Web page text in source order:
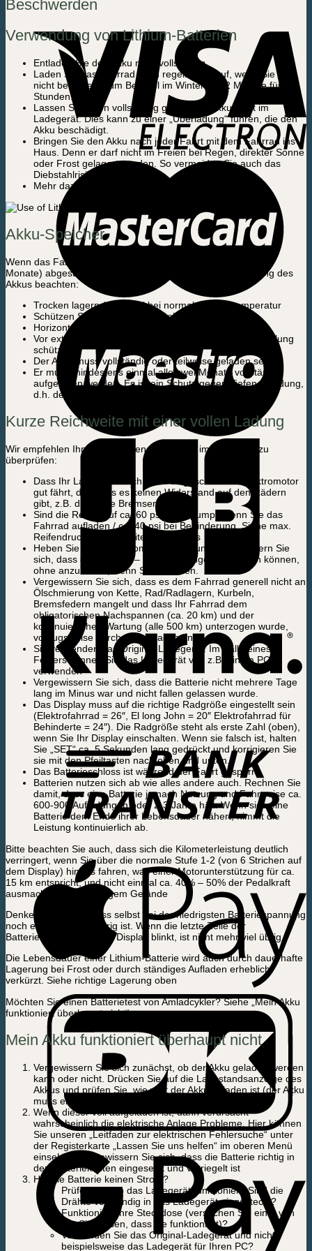
Beschwerden
Verwendung von Lithium-Batterien
Entladen Sie den Akku nicht vollständig
Laden Sie das Fahrrad auch regelmäßig auf, wenn Sie es
nicht benutzen, zum Beispiel im Winter alle 2 Monate für 3
Stunden.
Lassen Sie einen vollständig geladenen Akku nicht im
Ladegerät. Dies kann zu einer „Überladung“ führen, die den
Akku beschädigt.
Bringen Sie den Akku nach jeder Fahrt mit dem Fahrrad ins
Haus. Denn er darf nicht im Freien bei Regen, direkter Sonne
oder Frost gelagert werden. So vermeiden Sie auch das
Diebstahlrisiko
Mehr dazu auf der Rückseite des Akkus
Akku-Speicher
Wenn das Fahrrad für einen längeren Zeitraum (mehr als 2
Monate) abgestellt wird, sollten Sie diese Tipps zur Lagerung des
Akkus beachten:
Trocken lagern / maximal bei normaler Raumtemperatur
Schützen Sie es vor Feuchtigkeit und Wasser
Horizontal und in einer stabilen Position lagern
Vor extremer Hitze, Kälte oder direkter Sonneneinstrahlung
schützen
Der Akku muss vollständig oder teilweise geladen sein
Er muss mindestens einmal alle zwei Monate vollständig
aufgeladen werden. Es ist ein Schutz gegen Tiefenentladung,
d.h. der Akku wird durch Gebrauch/Ladung defekt.
Kurze Reichweite mit einer vollen Ladung
Wir empfehlen Ihnen, die folgenden Punkte immer selbst zu
überprüfen:
Dass Ihr Lastenrad auch ohne eingeschalteten Elektromotor
gut fährt, d.h. dass es keinen Widerstand auf den Rädern
gibt, z.B. durch die Bremsen
Sind die Reifen auf ca. 60 psi aufgepumpt, wenn Sie das
Fahrrad aufladen / ca. 40 psi bei Behinderung. Siehe max.
Reifendruck auf der Seite des Reifens
Heben Sie die Räder vom Boden ab und vergewissern Sie
sich, dass die Räder 2 – 4 Umdrehungen frei laufen können,
ohne anzuhalten, wenn Sie sie rollen.
Vergewissern Sie sich, dass es dem Fahrrad generell nicht an
Ölschmierung von Kette, Rad/Radlagern, Kurbeln,
Bremsfedern mangelt und dass Ihr Fahrrad dem
obligatorischen Nachspannen (ca. 20 km) und der
kontinuierlichen Wartung (alle 500 km) unterzogen wurde,
vorzugsweise durch einen Fachmann
Sie verwenden das Original-Ladegerät. Im Falle eines
Fehlers können Sie das Ladegerät von z.B. einem PC
verwenden
Vergewissern Sie sich, dass die Batterie nicht mehrere Tage
lang im Minus war und nicht fallen gelassen wurde.
Das Display muss auf die richtige Radgröße eingestellt sein
(Elektrofahrrad = 26″, El long John = 20″ Elektrofahrrad für
Behinderte = 24″). Die Radgröße steht als erste Zahl (oben),
wenn Sie Ihr Display einschalten. Wenn sie falsch ist, halten
Sie „SET“ ca. 5 Sekunden lang gedrückt und korrigieren Sie
sie mit den Pfeiltasten nach oben und unten.
Das Batterieschloss ist während der Fahrt gesperrt
Batterien nutzen sich ab wie alles andere auch. Rechnen Sie
damit, dass eine Batterie je nach Nutzung und Fahrweise ca.
600-900 Aufladungen oder 2-3 Jahre hält. Wenn sich eine
Batterie dem Ende ihrer Lebensdauer nähert, nimmt die
Leistung kontinuierlich ab.
Bitte beachten Sie auch, dass sich die Kilometerleistung deutlich
verringert, wenn Sie über die normale Stufe 1-2 (von 6 Strichen auf
dem Display) hinaus fahren, was einer Motorunterstützung für ca.
15 km entspricht, und nicht einmal ca. 40% – 50% der Pedalkraft
ausmacht und in hügeligem Gelände
Denken Sie daran, dass selbst bei der niedrigsten Batteriespannung
noch etwas Energie übrig ist. Wenn die letzte Zeile der
Batterieanzeige auf dem Display blinkt, ist nicht mehr viel übrig.
Die Lebensdauer einer Lithium-Batterie wird auch durch dauerhafte
Lagerung bei Frost oder durch ständiges Aufladen erheblich
verkürzt. Siehe richtige Lagerung oben
Möchten Sie einen Batterietest von Amladcykler? Siehe „Mein Akku
funktioniert überhaupt nicht“
Mein Akku funktioniert überhaupt nicht
Vergewissern Sie sich zunächst, ob der Akku geladen werden
kann oder nicht. Drücken Sie auf die Ladestandsanzeige des
Akkus und prüfen Sie, wie weit der Akku geladen ist (der Akku
muss eingeschaltet sein).
Wenn dieser voll aufgeladen ist, dann verursacht
wahrscheinlich die elektrische Anlage Probleme. Hier können
Sie unseren „Leitfaden zur elektrischen Fehlersuche“ unter
der Registerkarte „Lassen Sie uns helfen“ im oberen Menü
einsehen. Vergewissern Sie sich, dass die Batterie richtig in
den Batteriekasten eingesetzt und verriegelt ist
Hat die Batterie keinen Strom?
Prüfen Sie, ob das Ladegerät funktioniert. Sind die
Drähte vollständig in das Ladegerät eingesteckt?
Funktioniert Ihre Steckdose (versuchen Sie eine, von
der Sie wissen, dass sie funktioniert)?
Verwenden Sie das Original-Ladegerät und nicht
beispielsweise das Ladegerät für Ihren PC?